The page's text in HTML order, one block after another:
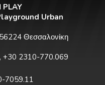
PLAY
Urban
Θεσσαλονίκη
+30 2310-770.069
7059.11